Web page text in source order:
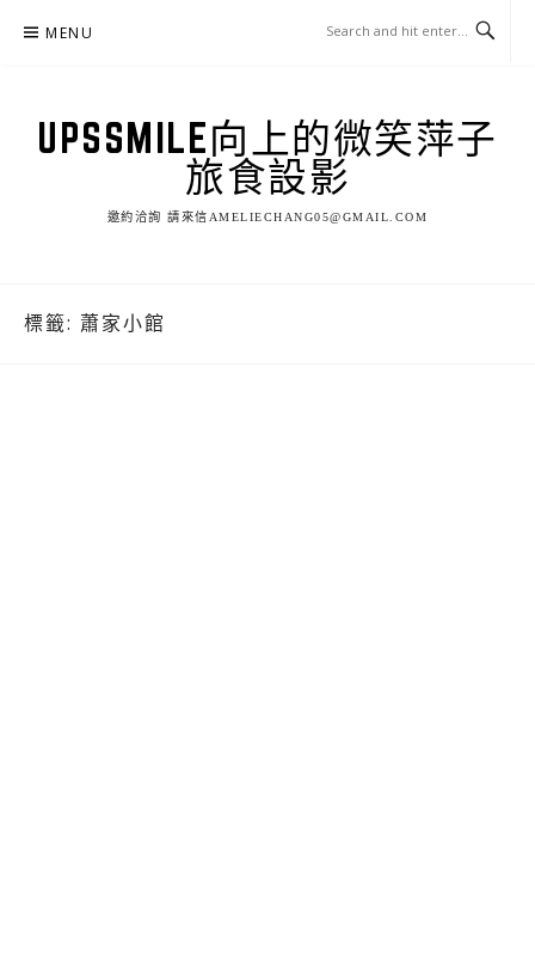
MENU
UPSSMILE向上的微笑萍子
旅食設影
邀約洽詢 請來信AMELIECHANG05@GMAIL.COM
標籤: 蕭家小館